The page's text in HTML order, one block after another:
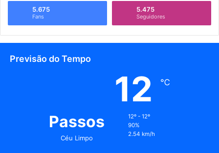
5.675
Fans
5.475
Seguidores
Previsão do Tempo
Passos
Céu Limpo
12 ℃
12º - 12º
90%
2.54 km/h